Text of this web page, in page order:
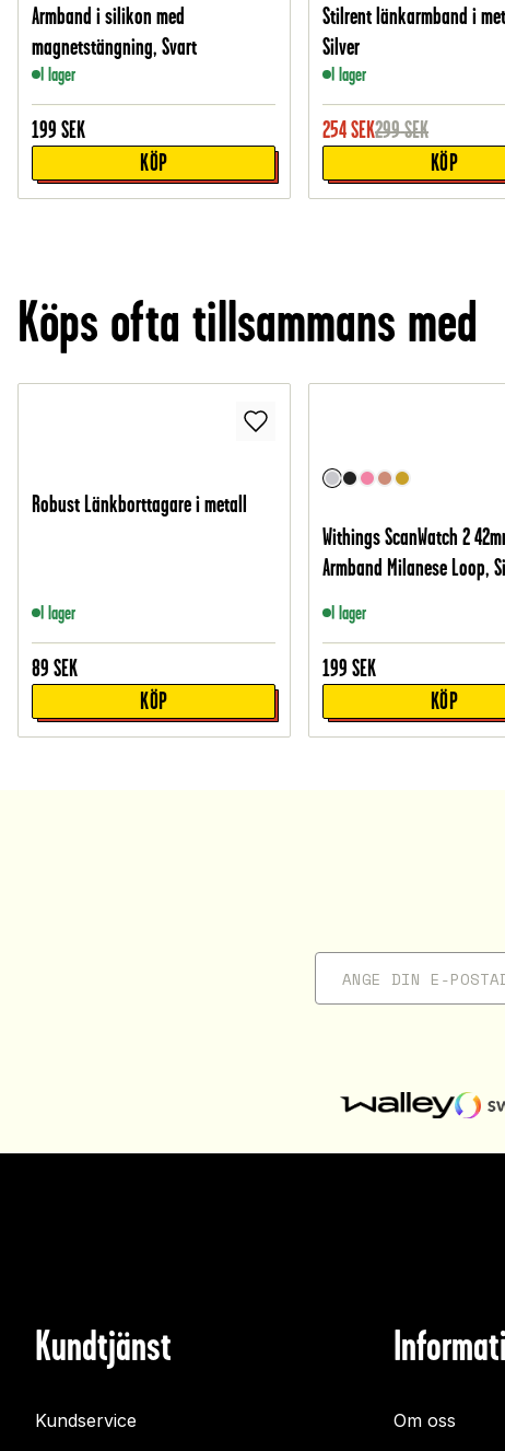
Armband i silikon med
magnetstängning, Svart
I lager
199 SEK
KÖP
Stilrent länkarmband i
Silver
I lager
254SEK299SEK
KÖP
Köps ofta tillsammans med
Robust Länkborttagare i metall
I lager
89 SEK
KÖP
Withings ScanWatch 2
Armband Milanese Loop,
I lager
199 SEK
KÖP
Kundtjänst
Kundservice Om oss